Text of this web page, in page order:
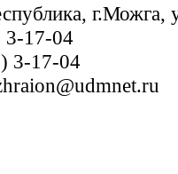
3-17-04
3-17-04